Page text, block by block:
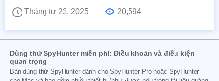
Tháng tư 23, 2025
20,594
Dùng thử SpyHunter miễn phí: Điều khoản và điều kiện
quan trọng
Bản dùng thử SpyHunter dành cho SpyHunter Pro hoặc SpyHunter